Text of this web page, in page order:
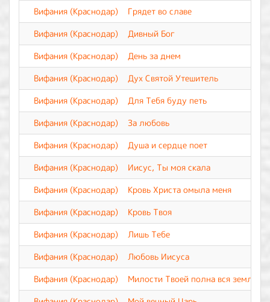
Вифания (Краснодар)
Грядет во славе
Вифания (Краснодар)
Дивный Бог
Вифания (Краснодар)
День за днем
Вифания (Краснодар)
Дух Святой Утешитель
Вифания (Краснодар)
Для Тебя буду петь
Вифания (Краснодар)
За любовь
Вифания (Краснодар)
Душа и сердце поет
Вифания (Краснодар)
Иисус, Ты моя скала
Вифания (Краснодар)
Кровь Христа омыла меня
Вифания (Краснодар)
Кровь Твоя
Вифания (Краснодар)
Лишь Тебе
Вифания (Краснодар)
Любовь Иисуса
Вифания (Краснодар)
Милости Твоей полна вся земля